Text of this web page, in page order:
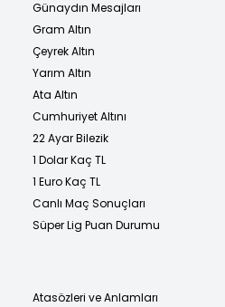
Günaydın Mesajları
Gram Altın
Çeyrek Altın
Yarım Altın
Ata Altın
Cumhuriyet Altını
22 Ayar Bilezik
1 Dolar Kaç TL
1 Euro Kaç TL
Canlı Maç Sonuçları
Süper Lig Puan Durumu
Atasözleri ve Anlamları